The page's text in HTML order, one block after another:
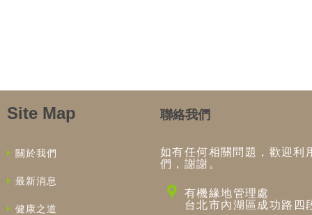
Site Map
關於我們
最新消息
健康之道
聯絡我們
如有任何相關問題，歡迎利
們，謝謝。
有機緣地管理處
台北市內湖區成功路四